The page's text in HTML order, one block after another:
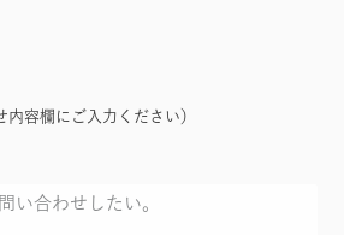
容欄にご入力ください）